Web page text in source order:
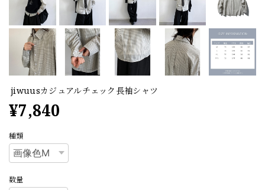
jiwuusカジュアルチェック長袖シャツ
¥7,840
種類
数量